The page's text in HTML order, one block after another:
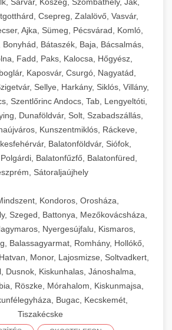
Csepreg, Zalalövő, Vasvár,
Ajka, Sümeg, Pécsvárad, Komló,
Bátaszék, Baja, Bácsalmás,
Fadd, Paks, Kalocsa, Hőgyész,
Kaposvár, Csurgó, Nagyatád,
Sellye, Harkány, Siklós, Villány,
Szentlőrinc Andocs, Tab, Lengyeltóti,
Dunaföldvár, Solt, Szabadszállás,
Kunszentmiklós, Ráckeve,
Balatonföldvár, Siófok,
Balatonfűzfő, Balatonfüred,
Sátoraljaújhely
Kondoros, Orosháza,
Szeged, Battonya, Mezőkovácsháza,
Nyergesújfalu, Kismaros,
Balassagyarmat, Romhány, Hollókő,
Monor, Lajosmizse, Soltvadkert,
Dusnok, Kiskunhalas, Jánoshalma,
Röszke, Mórahalom, Kiskunmajsa,
Bugac, Kecskemét,
Tiszakécske